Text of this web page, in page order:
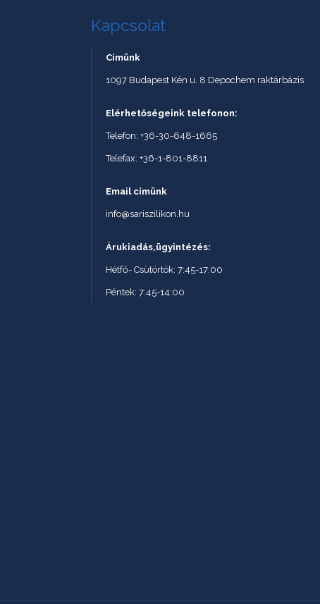
Kapcsolat
Címünk
1097 Budapest Kén u. 8 Depochem raktárbázis
Elérhetőségeink telefonon:
Telefon: +36-30-648-1665
Telefax: +36-1-801-8811
Email címünk
info@sariszilikon.hu
Árukiadás,ügyintézés:
Hétfő- Csütörtök: 7:45-17:00
Péntek: 7:45-14:00